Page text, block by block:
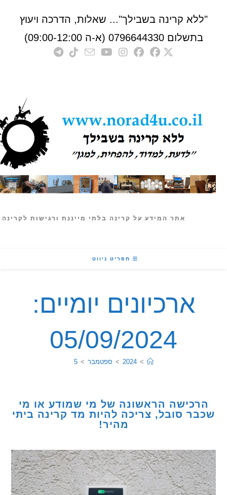
קרינה בשבילך"... שאלות, הדרכה ויעוץ
0796644330 (א-ה 09:00-12:00)
אתר המידע על קרינה בלתי מייננת ורגישות לקרינה
תפריט ניווט
ארכיונים יומיים:
05/09/2024
2024
> ספטמבר >
5
הראשונה של מי שמודע או מי
סובל, צריכה להיות מד קרינה ביתי
מהיר!